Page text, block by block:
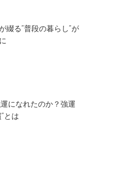
綴る”普段の暮らし”が
になれたのか？強運
とは